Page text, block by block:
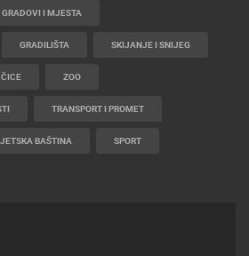
GRADOVI I MJESTA
GRADILIŠTA SKIJANJE I SNIJEG
ZOO
TRANSPORT I PROMET
BAŠTINA SPORT